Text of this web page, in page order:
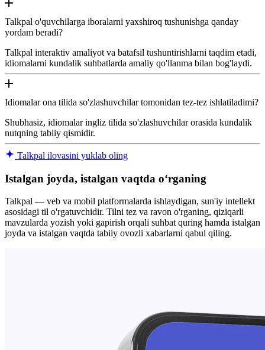
Talkpal o'quvchilarga iboralarni yaxshiroq tushunishga qanday
yordam beradi?
Talkpal interaktiv amaliyot va batafsil tushuntirishlarni taqdim etadi,
idiomalarni kundalik suhbatlarda amaliy qo'llanma bilan bog'laydi.
Idiomalar ona tilida so'zlashuvchilar tomonidan tez-tez ishlatiladimi?
Shubhasiz, idiomalar ingliz tilida so'zlashuvchilar orasida kundalik
nutqning tabiiy qismidir.
Talkpal ilovasini yuklab oling
Istalgan joyda, istalgan vaqtda oʻrganing
Talkpal — veb va mobil platformalarda ishlaydigan, sun'iy intellekt
asosidagi til o'rgatuvchidir. Tilni tez va ravon o'rganing, qiziqarli
mavzularda yozish yoki gapirish orqali suhbat quring hamda istalgan
joyda va istalgan vaqtda tabiiy ovozli xabarlarni qabul qiling.